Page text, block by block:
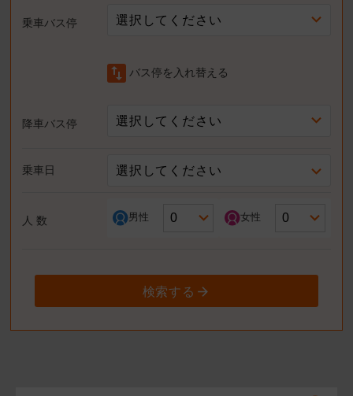
乗車バス停 選択してください
swap_vert バス停を入れ替える
降車バス停 選択してください
乗車日 選択してください
人 数 男性 女性
検索する